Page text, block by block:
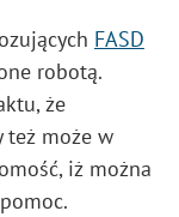
FASD
robotą.
że
też może w
iż można